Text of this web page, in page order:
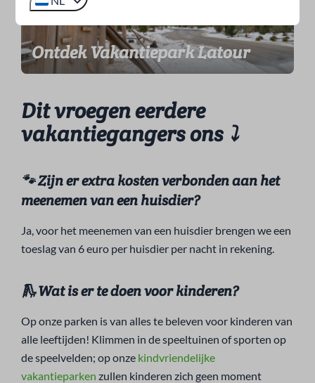
Ontdek Vakantiepark Latour
Dit vroegen eerdere
vakantiegangers ons ⤵
🐾 Zijn er extra kosten verbonden aan het
meenemen van een huisdier?
Ja, voor het meenemen van een huisdier brengen we een
toeslag van 6 euro per huisdier per nacht in rekening.
🛝 Wat is er te doen voor kinderen?
Op onze parken is van alles te beleven voor kinderen van
alle leeftijden! Klimmen in de speeltuinen of sporten op
de speelvelden; op onze kindvriendelijke
vakantieparken zullen kinderen zich geen moment